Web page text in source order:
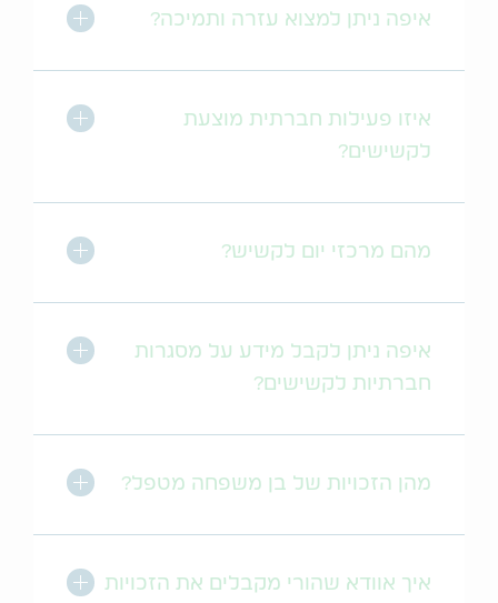
איפה ניתן למצוא עזרה ותמיכה? לחץ
איזו פעילות חברתית מוצעת
לקשישים?
לחץ
מהם מרכזי יום לקשיש? לחץ
איפה ניתן לקבל מידע על מסגרות
חברתיות לקשישים?
לחץ
מהן הזכויות של בן משפחה מטפל? לחץ
איך אוודא שהורי מקבלים את הזכויות
לחץ